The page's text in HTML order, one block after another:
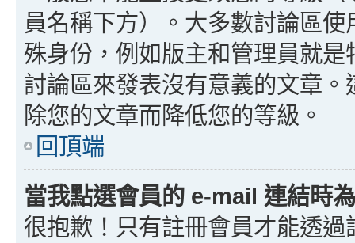
員名稱下方）。大多數討論區
殊身份，例如版主和管理員就
討論區來發表沒有意義的文章
除您的文章而降低您的等級。
回頂端
當我點選會員的 e-mail 連結時
很抱歉！只有註冊會員才能透